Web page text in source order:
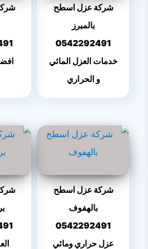
شركة عزل اسطح
بالمبرز
0542292491
خدمات العزل المائي
و الحراري
شركة عزل اسطح
بالهفوف
0542292491
عزل حراري ومائي